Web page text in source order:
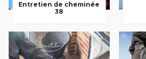
Entretien de cheminée
38